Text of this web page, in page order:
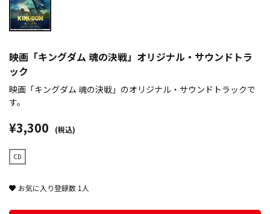
映画「キングダム 魂の決戦」オリジナル・サウンドトラ
ック
映画「キングダム 魂の決戦」のオリジナル・サウンドトラックで
す。
¥3,300 (税込)
CD
お気に入り登録数 1 人